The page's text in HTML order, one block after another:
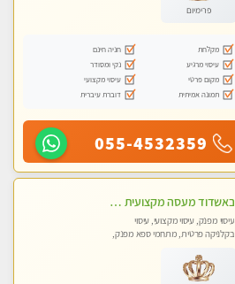
פרימיום
מקלחת
חניה חינם
עיסוי מרגיע
נקי ומסודר
מקום פרטי
עיסוי מקצועי
תמונה אמיתית
דוברת עיברית
055-4532359
באשדוד מעסה מקצועית צעירה ואיכותית פרטי!!!
עיסוי מפנק, עיסוי מקצועי, עיסוי
בקלניקה פרטית, מתחמי ספא מפנק,